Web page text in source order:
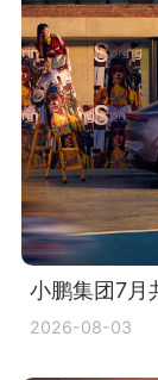
小鹏集团7月
2026-08-03